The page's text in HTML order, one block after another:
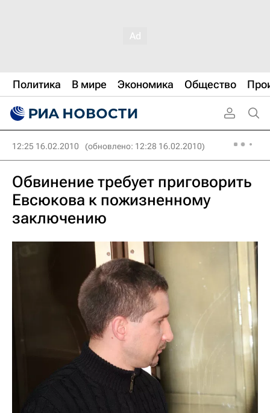
Политика В мире Экономика Общество
12:25 16.02.2010 (обновлено: 12:28 16.02.2010)
Обвинение требует приговорить
Евсюкова к пожизненному
заключению